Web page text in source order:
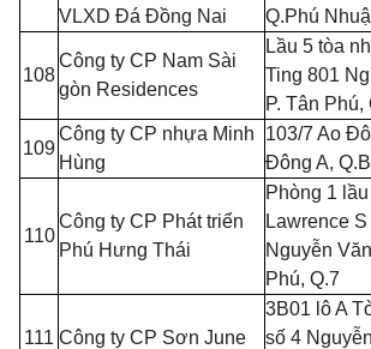
VLXD Đá Đồng Nai
Q.Phú
108
Công ty CP Nam Sài
gòn Residences
Lầu 5 tòa
Ting 801
P. Tân Phú,
109
Công ty CP nhựa Minh
Hùng
103/7 Ao
Đông A,
110
Công ty CP Phát triển
Phú Hưng Thái
Phòng 1
Lawrence
Nguyễn
Phú, Q.7
111 Công ty CP Sơn June
3B01 lô A
số 4